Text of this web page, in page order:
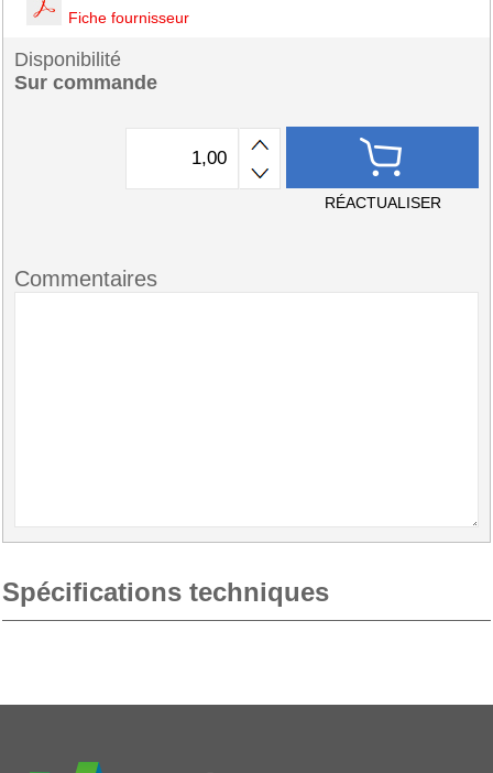
Fiche fournisseur
Disponibilité
Sur commande
RÉACTUALISER
Commentaires
Spécifications techniques